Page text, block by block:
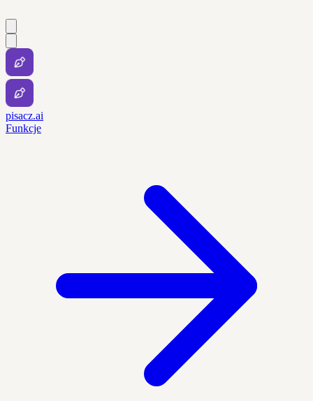
pisacz.ai
Funkcje